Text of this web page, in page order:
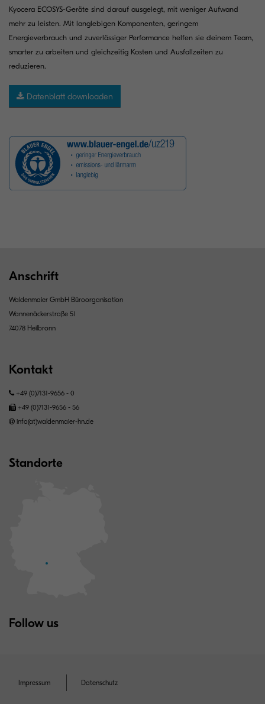
Kyocera ECOSYS-Geräte sind darauf ausgelegt, mit weniger Aufwand
mehr zu leisten. Mit langlebigen Komponenten, geringem
Energieverbrauch und zuverlässiger Performance helfen sie deinem Team,
smarter zu arbeiten und gleichzeitig Kosten und Ausfallzeiten zu
reduzieren.
Datenblatt downloaden
Anschrift
Waldenmaier GmbH Büroorganisation
Wannenäckerstraße 51
74078 Heilbronn
Kontakt
+49 (0)7131-9656 - 0
+49 (0)7131-9656 - 56
info(at)waldenmaier-hn.de
Standorte
Follow us
Impressum Datenschutz